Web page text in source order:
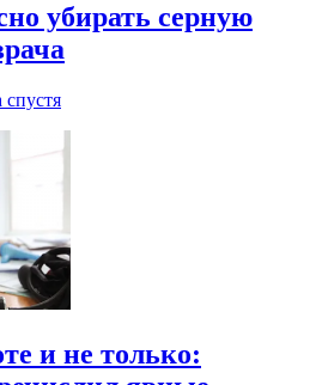
убирать серную
спустя
и не только: